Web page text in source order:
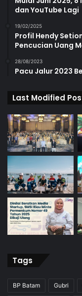
dan YouTube Lagi
19/02/2025
Profil Hendy
Pencucian Uang
28/08/2023
Pacu Jalur 2023
Last Modified
Tags
BP Batam Gubri